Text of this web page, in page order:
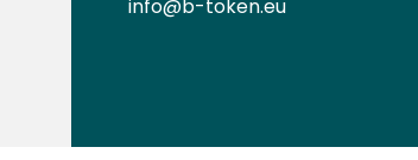
info@b-token.eu